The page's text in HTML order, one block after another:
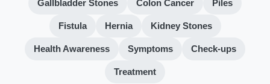
Gallbladder Stones Colon Cancer Piles
Fistula Hernia Kidney Stones
Health Awareness Symptoms Check-ups
Treatment